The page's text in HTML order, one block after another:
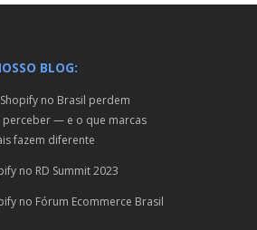
BLOG:
no Brasil perdem
perceber — e o que marcas
fazem diferente
no RD Summit 2023
no Fórum Ecommerce Brasil